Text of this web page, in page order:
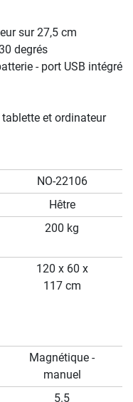
sur 27,5 cm
degrés
- port USB intégré
et ordinateur
NO-22106
Hêtre
200 kg
120 x 60 x
117 cm
Magnétique -
manuel
5.5